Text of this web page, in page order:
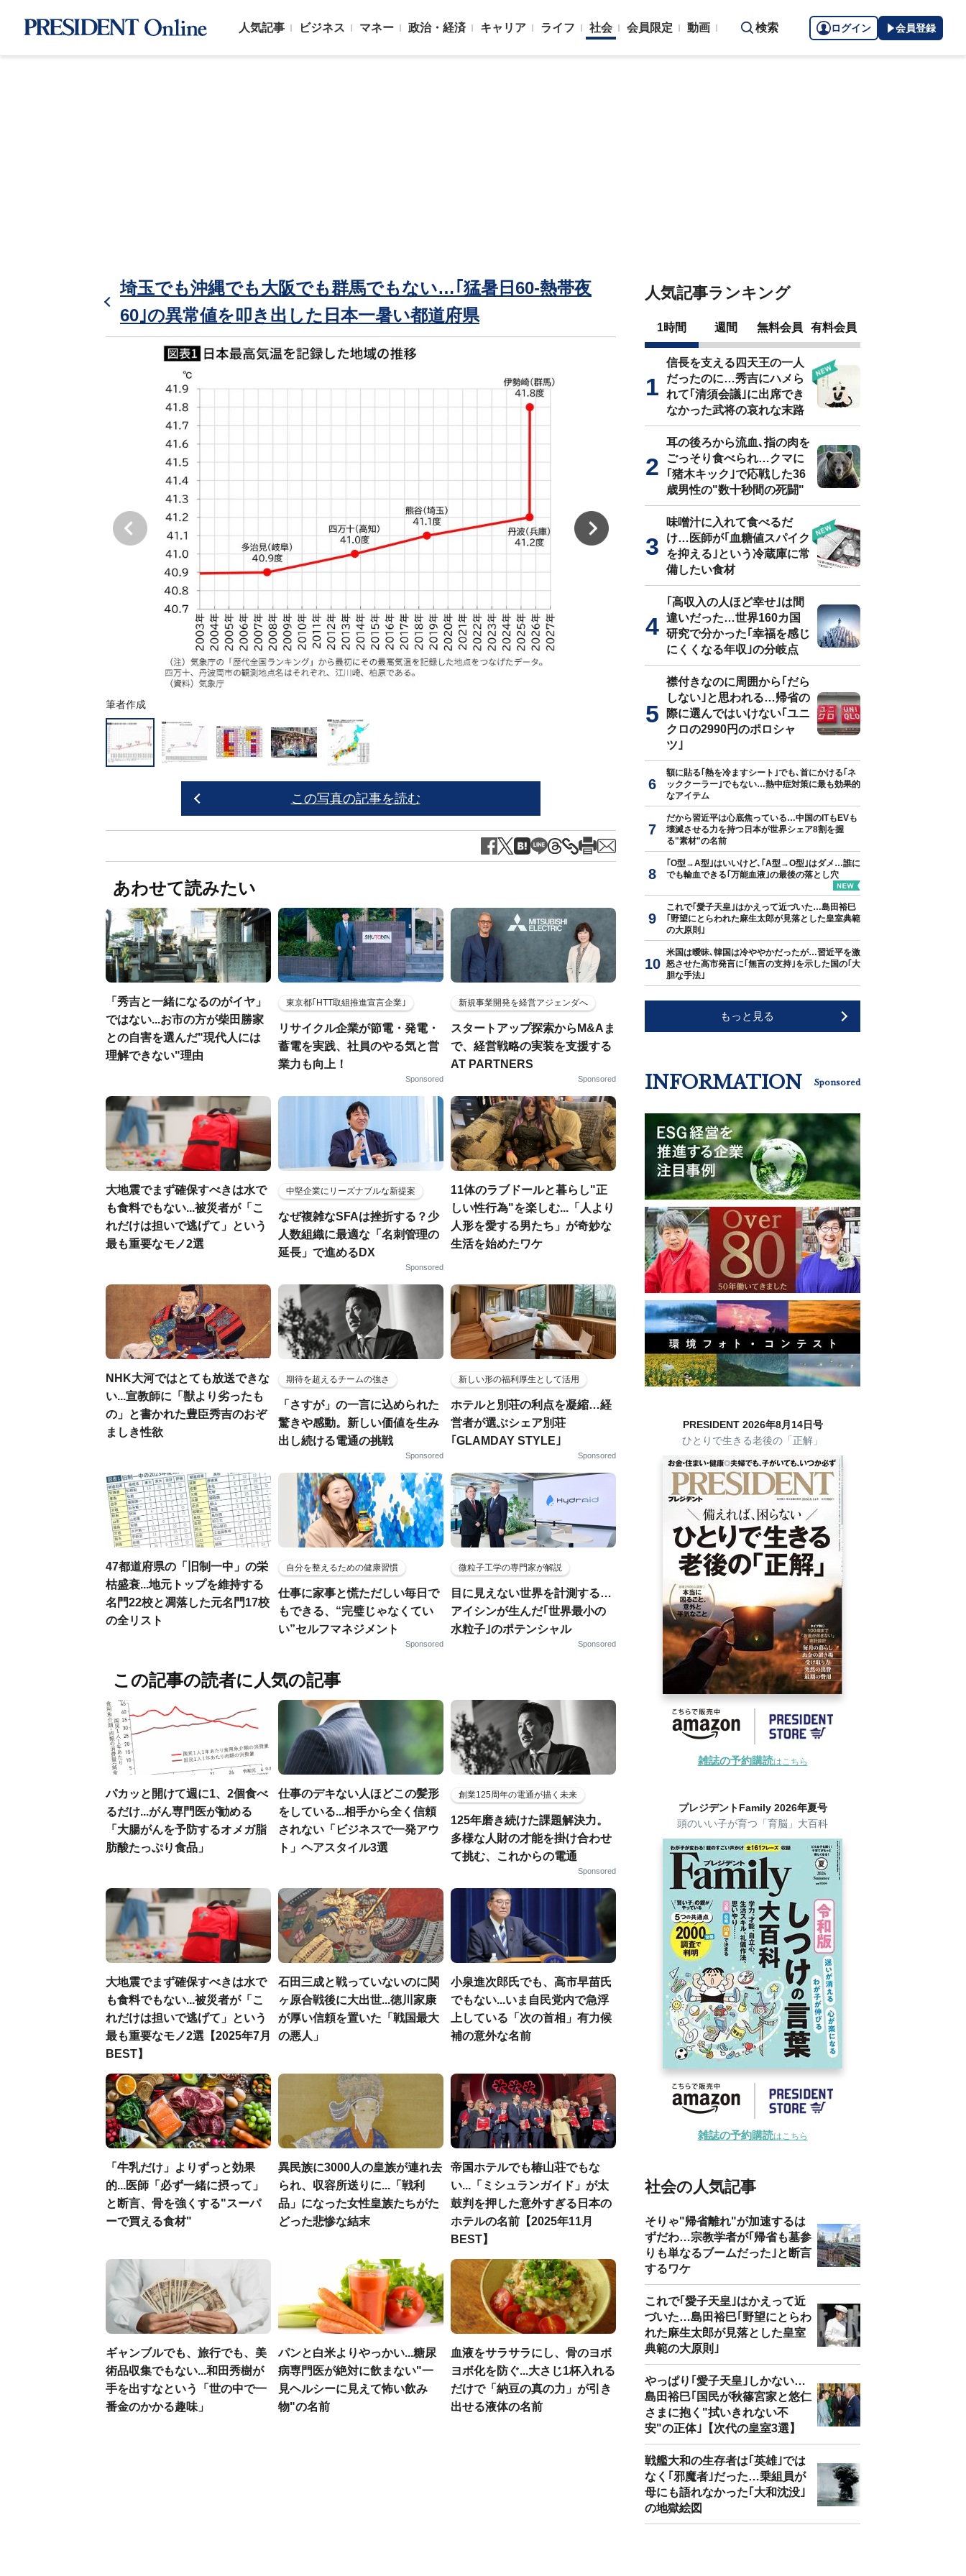
人気記事 ビジネス マネー 政治・経済 キャリア ライフ 社会 会員限定 動画 検索 ログイン 会員登録
埼玉でも沖縄でも大阪でも群馬でもない…｢猛暑日60-熱帯夜
60｣の異常値を叩き出した日本一暑い都道府県
筆者作成 筆者作成
この写真の記事を読む
あわせて読みたい
「秀吉と一緒になるのがイヤ」
ではない...お市の方が柴田勝家
との自害を選んだ"現代人には
理解できない"理由
東京都｢HTT取組推進宣言企業｣
リサイクル企業が節電・発電・
蓄電を実践、社員のやる気と営
業力も向上！
Sponsored
新規事業開発を経営アジェンダへ
スタートアップ探索からM&Aま
で、経営戦略の実装を支援する
AT PARTNERS
Sponsored
大地震でまず確保すべきは水で
も食料でもない...被災者が「こ
れだけは担いで逃げて」という
最も重要なモノ2選
中堅企業にリーズナブルな新提案
なぜ複雑なSFAは挫折する？少
人数組織に最適な「名刺管理の
延長」で進めるDX
Sponsored
11体のラブドールと暮らし"正
しい性行為"を楽しむ...「人より
人形を愛する男たち」が奇妙な
生活を始めたワケ
NHK大河ではとても放送できな
い...宣教師に「獣より劣ったも
の」と書かれた豊臣秀吉のおぞ
ましき性欲
期待を超えるチームの強さ
「さすが」の一言に込められた
驚きや感動。新しい価値を生み
出し続ける電通の挑戦
Sponsored
新しい形の福利厚生として活用
ホテルと別荘の利点を凝縮…経
営者が選ぶシェア別荘
｢GLAMDAY STYLE｣
Sponsored
47都道府県の「旧制一中」の栄
枯盛衰...地元トップを維持する
名門22校と凋落した元名門17校
の全リスト
自分を整えるための健康習慣
仕事に家事と慌ただしい毎日で
もできる、“完璧じゃなくてい
い”セルフマネジメント
Sponsored
微粒子工学の専門家が解説
目に見えない世界を計測する…
アイシンが生んだ｢世界最小の
水粒子｣のポテンシャル
Sponsored
この記事の読者に人気の記事
パカッと開けて週に1、2個食べ
るだけ...がん専門医が勧める
「大腸がんを予防するオメガ脂
肪酸たっぷり食品」
仕事のデキない人ほどこの髪形
をしている...相手から全く信頼
されない「ビジネスで一発アウ
ト」ヘアスタイル3選
創業125周年の電通が描く未来
125年磨き続けた課題解決力。
多様な人財の才能を掛け合わせ
て挑む、これからの電通
Sponsored
大地震でまず確保すべきは水で
も食料でもない...被災者が「こ
れだけは担いで逃げて」という
最も重要なモノ2選【2025年7月
BEST】
石田三成と戦っていないのに関
ヶ原合戦後に大出世...徳川家康
が厚い信頼を置いた「戦国最大
の悪人」
小泉進次郎氏でも、高市早苗氏
でもない...いま自民党内で急浮
上している「次の首相」有力候
補の意外な名前
「牛乳だけ」よりずっと効果
的...医師「必ず一緒に摂って」
と断言、骨を強くする"スーパ
ーで買える食材"
異民族に3000人の皇族が連れ去
られ、収容所送りに...「戦利
品」になった女性皇族たちがた
どった悲惨な結末
帝国ホテルでも椿山荘でもな
い...「ミシュランガイド」が太
鼓判を押した意外すぎる日本の
ホテルの名前【2025年11月
BEST】
ギャンブルでも、旅行でも、美
術品収集でもない...和田秀樹が
手を出すなという「世の中で一
番金のかかる趣味」
パンと白米よりやっかい...糖尿
病専門医が絶対に飲まない"一
見ヘルシーに見えて怖い飲み
物"の名前
血液をサラサラにし、骨のヨボ
ヨボ化を防ぐ...大さじ1杯入れる
だけで「納豆の真の力」が引き
出せる液体の名前
人気記事ランキング
1時間 週間 無料会員 有料会員
信長を支える四天王の一人
だったのに…秀吉にハメら
れて｢清須会議｣に出席でき
なかった武将の哀れな末路
耳の後ろから流血､指の肉を
ごっそり食べられ…クマに
｢猪木キック｣で応戦した36
歳男性の"数十秒間の死闘"
味噌汁に入れて食べるだ
け…医師が｢血糖値スパイク
を抑える｣という冷蔵庫に常
備したい食材
｢高収入の人ほど幸せ｣は間
違いだった…世界160カ国
研究で分かった｢幸福を感じ
にくくなる年収｣の分岐点
襟付きなのに周囲から｢だら
しない｣と思われる…帰省の
際に選んではいけない｢ユニ
クロの2990円のポロシャ
ツ｣
額に貼る｢熱を冷ますシート｣でも､首にかける｢ネ
ッククーラー｣でもない…熱中症対策に最も効果的
なアイテム
だから習近平は心底焦っている…中国のITもEVも
壊滅させる力を持つ日本が世界シェア8割を握
る"素材"の名前
｢O型→A型｣はいいけど､｢A型→O型｣はダメ…誰に
でも輸血できる｢万能血液｣の最後の落とし穴
これで｢愛子天皇｣はかえって近づいた…島田裕巳
｢野望にとらわれた麻生太郎が見落とした皇室典範
の大原則｣
米国は曖昧､韓国は冷ややかだったが…習近平を激
怒させた高市発言に｢無言の支持｣を示した国の｢大
胆な手法｣
もっと見る
INFORMATION Sponsored
PRESIDENT 2026年8月14日号
ひとりで生きる老後の「正解」
雑誌の予約購読はこちら
プレジデントFamily 2026年夏号
頭のいい子が育つ「育脳」大百科
雑誌の予約購読はこちら
社会の人気記事
そりゃ"帰省離れ"が加速するは
ずだわ…宗教学者が｢帰省も墓参
りも単なるブームだった｣と断言
するワケ
これで｢愛子天皇｣はかえって近
づいた…島田裕巳｢野望にとらわ
れた麻生太郎が見落とした皇室
典範の大原則｣
やっぱり｢愛子天皇｣しかない…
島田裕巳｢国民が秋篠宮家と悠仁
さまに抱く"拭いきれない不
安"の正体｣【次代の皇室3選】
戦艦大和の生存者は｢英雄｣では
なく｢邪魔者｣だった…乗組員が
母にも語れなかった｢大和沈没｣
の地獄絵図